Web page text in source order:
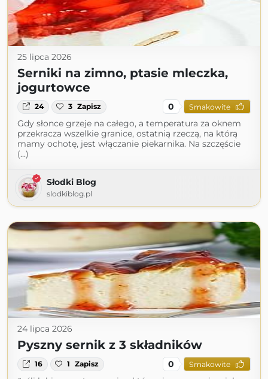
25 lipca 2026
Serniki na zimno, ptasie mleczka,
jogurtowce
24 3 Zapisz 0 Smakowite
Gdy słonce grzeje na całego, a temperatura za oknem
przekracza wszelkie granice, ostatnią rzeczą, na którą
mamy ochotę, jest włączanie piekarnika. Na szczęście
(...)
Słodki Blog
slodkiblog.pl
24 lipca 2026
Pyszny sernik z 3 składników
16 1 Zapisz 0 Smakowite